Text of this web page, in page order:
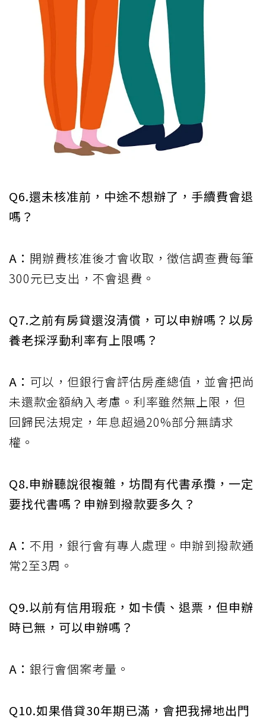
Q6.還未核准前，中途不想辦了，手續費會退
嗎？
A： 開辦費核准後才會收取，徵信調查費每筆
300元已支出，不會退費。
Q7.之前有房貸還沒清償，可以申辦嗎？以房
養老採浮動利率有上限嗎？
A： 可以，但銀行會評估房產總值，並會把尚
未還款金額納入考慮。利率雖然無上限，但
回歸民法規定，年息超過20%部分無請求
權。
Q8.申辦聽說很複雜，坊間有代書承攬，一定
要找代書嗎？申辦到撥款要多久？
A： 不用，銀行會有專人處理。申辦到撥款通
常2至3周。
Q9.以前有信用瑕疪，如卡債、退票，但申辦
時已無，可以申辦嗎？
A： 銀行會個案考量。
Q10.如果借貸30年期已滿，會把我掃地出門